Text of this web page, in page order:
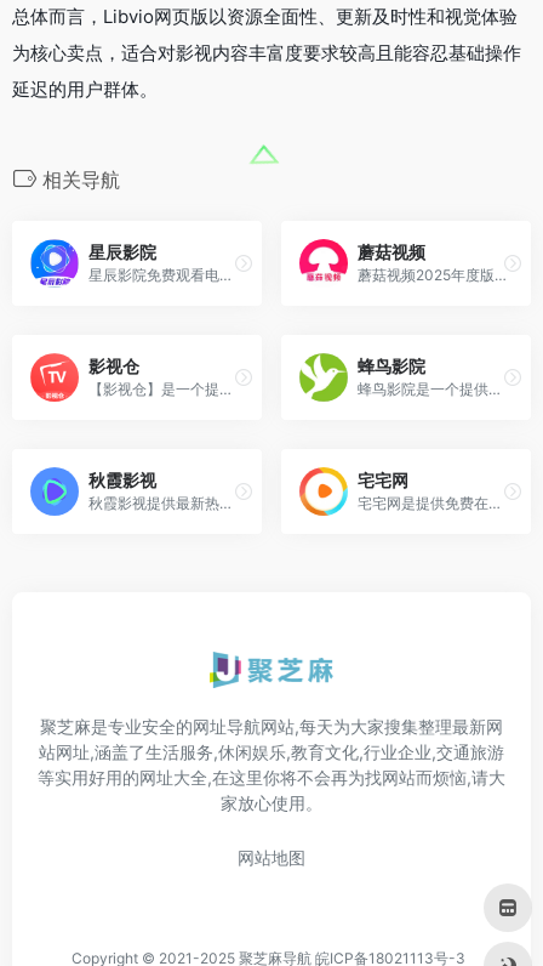
总体而言，Libvio网页版以资源全面性、更新及时性和视觉体验
为核心卖点，适合对影视内容丰富度要求较高且能容忍基础操作
延迟的用户群体。
相关导航
星辰影院
星辰影院免费观看电视剧电影...
蘑菇视频
蘑菇视频2025年度版本升级核...
影视仓
【影视仓】是一个提供免费影视资源的平台，用户无需付费即可在手机端在线观看多种内容
蜂鸟影院
蜂鸟影院是一个提供在线视频播放服务的平台，其特点是免费观看多家主流视频网站
秋霞影视
秋霞影视提供最新热播电视剧全集未删减、最新热映电影、海量vip高清电无广告不卡顿
宅宅网
宅宅网是提供免费在线观看电影、电视剧、综艺、动漫等影视作品的网站，支持超前点播，播放速度快，主打优质观影体验。
聚芝麻是专业安全的网址导航网站,每天为大家搜集整理最新网
站网址,涵盖了生活服务,休闲娱乐,教育文化,行业企业,交通旅游
等实用好用的网址大全,在这里你将不会再为找网站而烦恼,请大
家放心使用。
网站地图
Copyright © 2021-2025 聚芝麻导航 皖ICP备18021113号-3